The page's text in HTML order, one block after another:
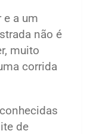
e a um
não é
muito
corrida
de